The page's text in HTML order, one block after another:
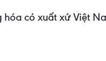
có xuất xứ Việt